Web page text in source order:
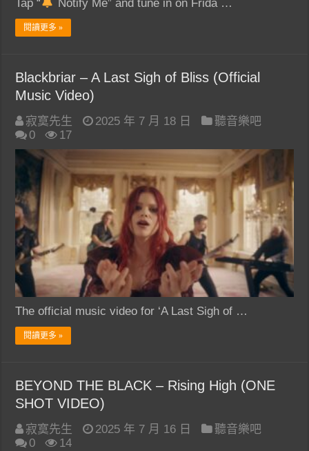
Tap “ Notify Me” and tune in on Frida …
閱讀更多 »
Blackbriar – A Last Sigh of Bliss (Official
Music Video)
寂寞先生 2025 年 7 月 18 日
聽音樂吧
0
17
The official music video for ‘A Last Sigh of …
閱讀更多 »
BEYOND THE BLACK – Rising High (ONE
SHOT VIDEO)
寂寞先生 2025 年 7 月 16 日
聽音樂吧
0
14